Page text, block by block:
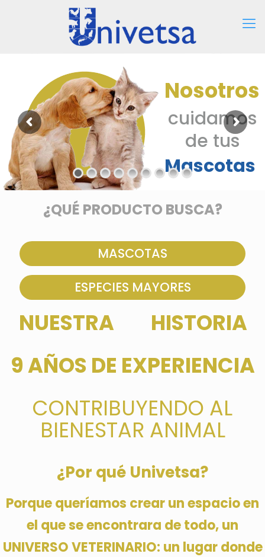
Nosotros
cuidamos
de tus
Mascotas
¿QUÉ PRODUCTO BUSCA?
MASCOTAS
ESPECIES MAYORES
NUESTRA
HISTORIA
9 AÑOS DE EXPERIENCIA
CONTRIBUYENDO AL
BIENESTAR ANIMAL
¿Por qué Univetsa?
Porque queríamos crear un espacio en
el que se encontrara de todo, un
UNIVERSO VETERINARIO: un lugar donde